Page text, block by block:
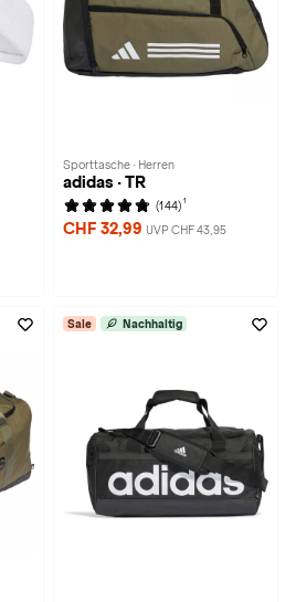
Sporttasche · Herren
adidas · TR
(144) 1
CHF 32,99 UVP CHF 43,95
Sale Nachhaltig